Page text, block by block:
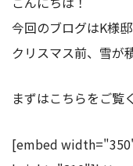
今回のブログはK様
クリスマス前、雪が
まずはこちらをご覧
[embed